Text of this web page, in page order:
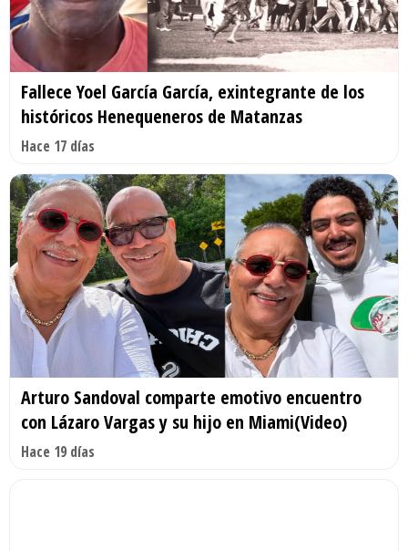
Fallece Yoel García García, exintegrante de los
históricos Henequeneros de Matanzas
Hace 17 días
Arturo Sandoval comparte emotivo encuentro
con Lázaro Vargas y su hijo en Miami(Video)
Hace 19 días